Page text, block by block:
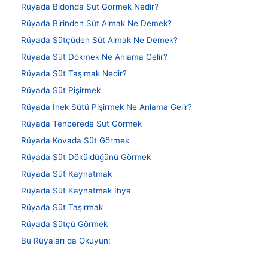
Rüyada Bidonda Süt Görmek Nedir?
Rüyada Birinden Süt Almak Ne Demek?
Rüyada Sütçüden Süt Almak Ne Demek?
Rüyada Süt Dökmek Ne Anlama Gelir?
Rüyada Süt Taşımak Nedir?
Rüyada Süt Pişirmek
Rüyada İnek Sütü Pişirmek Ne Anlama Gelir?
Rüyada Tencerede Süt Görmek
Rüyada Kovada Süt Görmek
Rüyada Süt Döküldüğünü Görmek
Rüyada Süt Kaynatmak
Rüyada Süt Kaynatmak İhya
Rüyada Süt Taşırmak
Rüyada Sütçü Görmek
Bu Rüyaları da Okuyun: